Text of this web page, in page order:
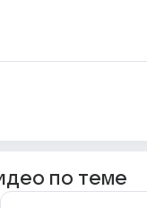
по теме